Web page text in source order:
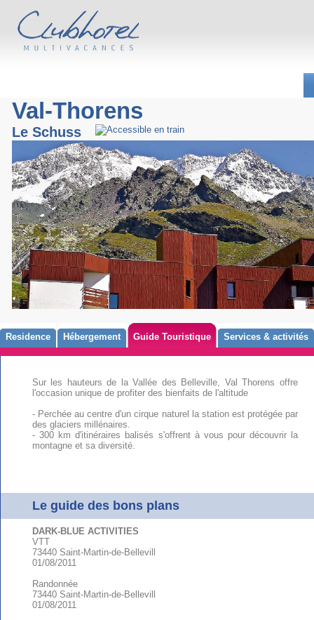
Val-Thorens
Le Schuss
Residence Hébergement Guide Touristique Services & activités
Sur les hauteurs de la Vallée des Belleville, Val Thorens offre
l'occasion unique de profiter des bienfaits de l'altitude
- Perchée au centre d'un cirque naturel la station est protégée par
des glaciers millénaires.
- 300 km d'itinéraires balisés s'offrent à vous pour découvrir la
montagne et sa diversité.
Le guide des bons plans
DARK-BLUE ACTIVITIES
VTT
73440 Saint-Martin-de-Bellevill
01/08/2011
Randonnée
73440 Saint-Martin-de-Bellevill
01/08/2011